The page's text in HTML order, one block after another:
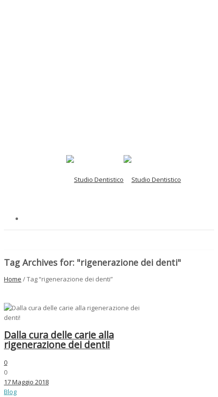
Tag Archives for: "rigenerazione dei denti"
Home / Tag “rigenerazione dei denti”
Dalla cura delle carie alla
rigenerazione dei denti!
0
0
17 Maggio 2018
Blog